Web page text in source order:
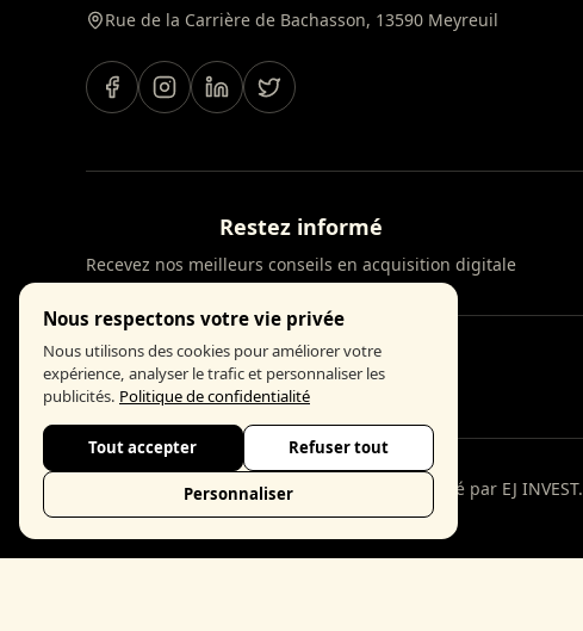
Rue de la Carrière de Bachasson, 13590 Meyreuil
Restez informé
Recevez nos meilleurs conseils en acquisition digitale
© 2026 DIGIFLOW. Tous droits réservés. Réalisé par EJ INVEST.
Nous respectons votre vie privée
Nous utilisons des cookies pour améliorer votre
expérience, analyser le trafic et personnaliser les
publicités. Politique de confidentialité
Tout accepter Refuser tout
Personnaliser